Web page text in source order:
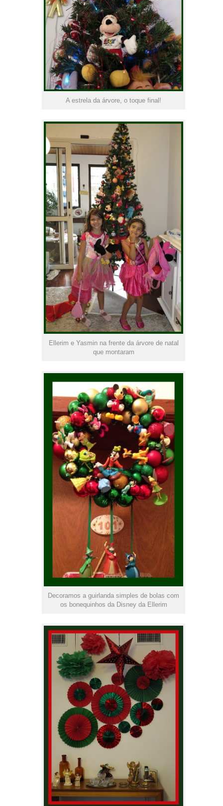
A estrela da árvore, o toque final!
Ellerim e Yasmin na frente da árvore de natal
que montaram
Decoramos a guirlanda simples de bolas com
os bonequinhos da Disney da Ellerim